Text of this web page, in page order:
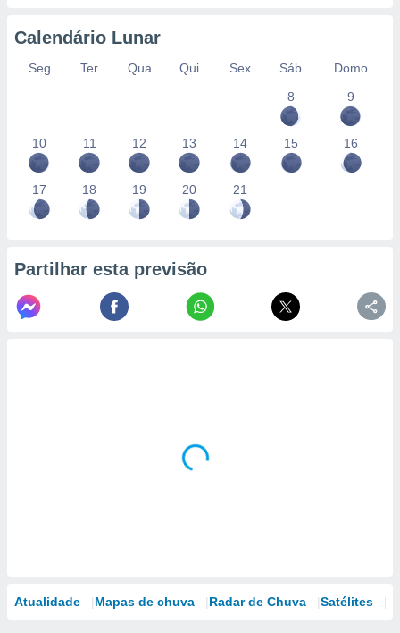
Calendário Lunar
Seg Ter Qua Qui Sex Sáb
Domo
8
9
10 11 12 13 14 15 16
17 18 19 20 21
Partilhar esta previsão
Atualidade Mapas de chuva Radar de Chuva Satélites